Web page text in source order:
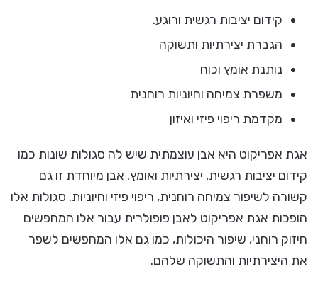
קידום יציבות רגשית ורוגע.
הגברת יצירתיות ותשוקה
נותנת אומץ וכוח
משפרת צמיחה וחיוניות רוחנית
מקדמת ריפוי פיזי ואיזון
אגת אפריקוט היא אבן עוצמתית שיש לה סגולות שונות כמו
קידום יציבות רגשית, יצירתיות ואומץ. אבן מיוחדת זו גם
קשורה לשיפור צמיחה רוחנית, ריפוי פיזי וחיוניות. סגולות אלו
הופכות אגת אפריקוט לאבן פופולרית עבור אלו המחפשים
חיזוק רוחני, שיפור היכולות, כמו גם אלו המחפשים לשפר
את היצירתיות והתשוקה שלהם.